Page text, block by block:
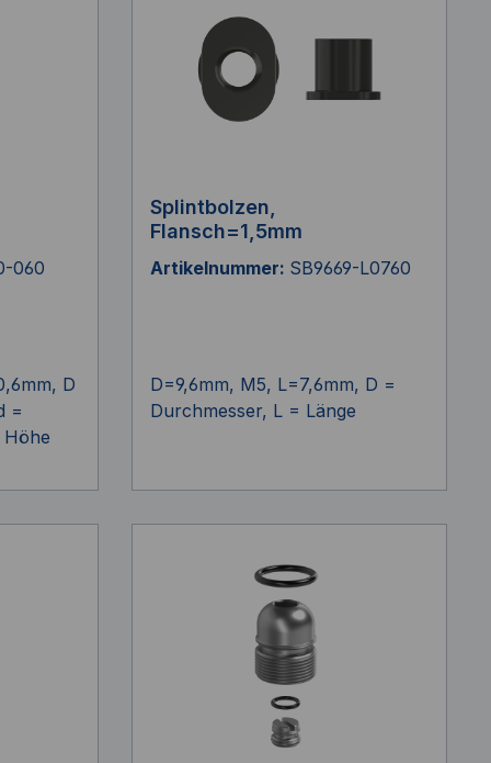
060
D
=
Splintbolzen,
Flansch=1,5mm
Artikelnummer: SB9669-L0760
D=9,6mm, M5, L=7,6mm, D =
Durchmesser, L = Länge